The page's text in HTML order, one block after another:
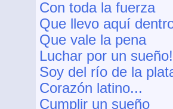
Con toda la fuerza
Que llevo aquí
Que vale la pena
Luchar por un
Soy del río de la
Corazón latino...
Cumplir un sueño